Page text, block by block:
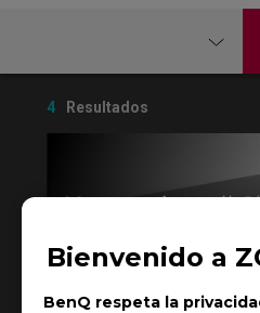
Bienvenido a
BenQ respeta la
4 Resultados